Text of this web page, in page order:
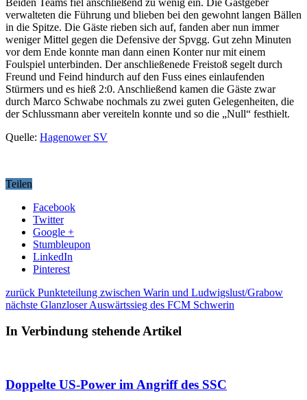
verwalteten die Führung und blieben bei den gewohnt langen Bällen
in die Spitze. Die Gäste rieben sich auf, fanden aber nun immer
weniger Mittel gegen die Defensive der Spvgg. Gut zehn Minuten
vor dem Ende konnte man dann einen Konter nur mit einem
Foulspiel unterbinden. Der anschließenede Freistoß segelt durch
Freund und Feind hindurch auf den Fuss eines einlaufenden
Stürmers und es hieß 2:0. Anschließend kamen die Gäste zwar
durch Marco Schwabe nochmals zu zwei guten Gelegenheiten, die
der Schlussmann aber vereiteln konnte und so die „Null“ festhielt.
Quelle: Hagenower SV
Teilen
Facebook
Twitter
Google +
Stumbleupon
LinkedIn
Pinterest
zurück Punkteteilung zwischen Warin und Ludwigslust/Grabow
nächste Glanzloser Auswärtssieg des FCM Schwerin
In Verbindung stehende Artikel
Doppelte US-Power im Angriff des SSC